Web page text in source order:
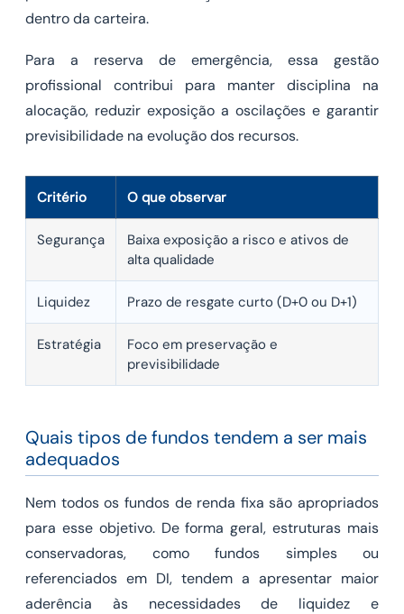
dentro da carteira.
Para a reserva de emergência, essa gestão
profissional contribui para manter disciplina na
alocação, reduzir exposição a oscilações e garantir
previsibilidade na evolução dos recursos.
Critério O que observar
Segurança
Baixa exposição a risco e ativos de
alta qualidade
Liquidez Prazo de resgate curto (D+0 ou D+1)
Estratégia
Foco em preservação e
previsibilidade
Quais tipos de fundos tendem a ser mais
adequados
Nem todos os fundos de renda fixa são apropriados
para esse objetivo. De forma geral, estruturas mais
conservadoras, como fundos simples ou
referenciados em DI, tendem a apresentar maior
aderência às necessidades de liquidez e